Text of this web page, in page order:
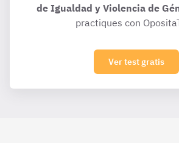
de Igualdad y Violencia de
practiques con
Ver test gratis